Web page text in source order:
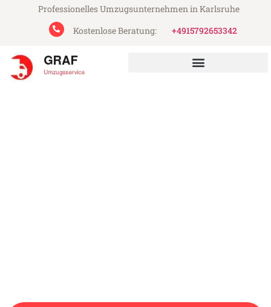
Professionelles Umzugsunternehmen in Karlsruhe
Kostenlose Beratung:
+4915792653342